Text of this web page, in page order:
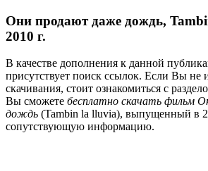
Они продают даже дождь,
2010 г.
В качестве дополнения к данной
присутствует поиск ссылок. Если Вы не
скачивания, стоит ознакомиться с
Вы сможете бесплатно скачать фильм
дождь (Tambin la lluvia), выпущенный в
сопутствующую информацию.